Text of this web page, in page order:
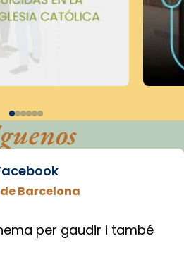
Barcelona
per gaudir i també